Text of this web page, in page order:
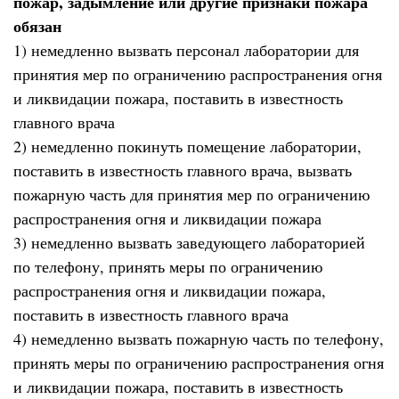
обязан
1) немедленно вызвать персонал лаборатории для
принятия мер по ограничению распространения огня
и ликвидации пожара, поставить в известность
главного врача
2) немедленно покинуть помещение лаборатории,
поставить в известность главного врача, вызвать
пожарную часть для принятия мер по ограничению
распространения огня и ликвидации пожара
3) немедленно вызвать заведующего лабораторией
по телефону, принять меры по ограничению
распространения огня и ликвидации пожара,
поставить в известность главного врача
4) немедленно вызвать пожарную часть по телефону,
принять меры по ограничению распространения огня
и ликвидации пожара, поставить в известность